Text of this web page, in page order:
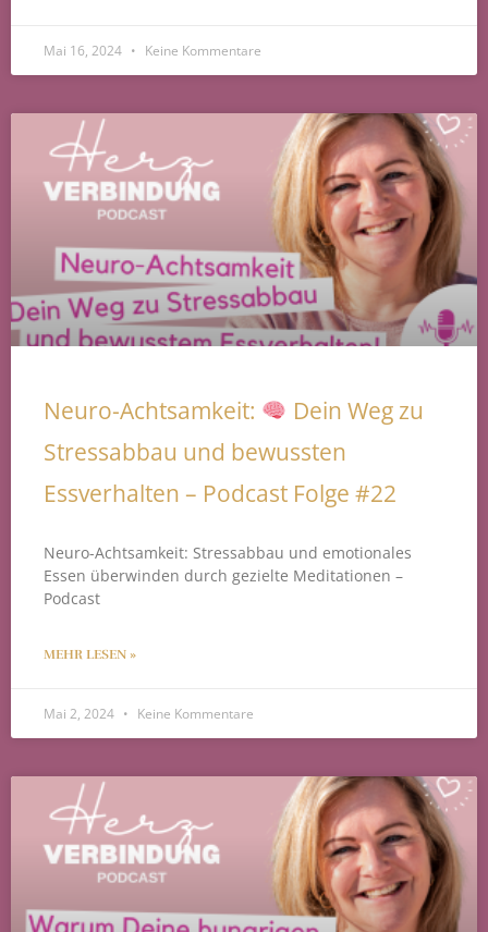
Mai 16, 2024 Keine Kommentare
Neuro-Achtsamkeit:
Dein Weg zu
Stressabbau und bewussten
Essverhalten – Podcast Folge #22
Neuro-Achtsamkeit: Stressabbau und emotionales
Essen überwinden durch gezielte Meditationen –
Podcast
MEHR LESEN »
Mai 2, 2024 Keine Kommentare